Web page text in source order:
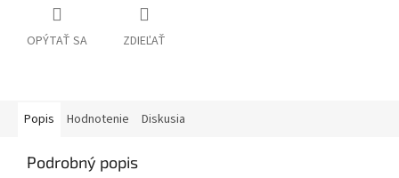
OPÝTAŤ SA ZDIEĽAŤ
Popis Hodnotenie Diskusia
Podrobný popis